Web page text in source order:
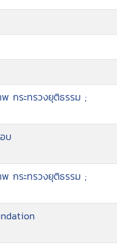
กระทรวงยุติธรรม ;
บ
กระทรวงยุติธรรม ;